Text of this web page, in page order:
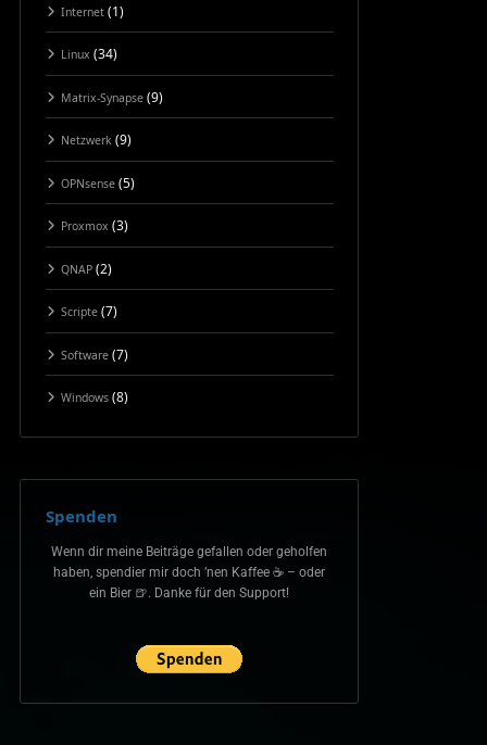
Internet(1)
Linux (34)
Matrix-Synapse(9)
Netzwerk(9)
OPNsense(5)
Proxmox (3)
QNAP(2)
Scripte(7)
Software(7)
Windows(8)
Spenden
Wenn dir meine Beiträge gefallen oder geholfen
haben, spendier mir doch ’nen Kaffee ☕ – oder
ein Bier 🍺. Danke für den Support!